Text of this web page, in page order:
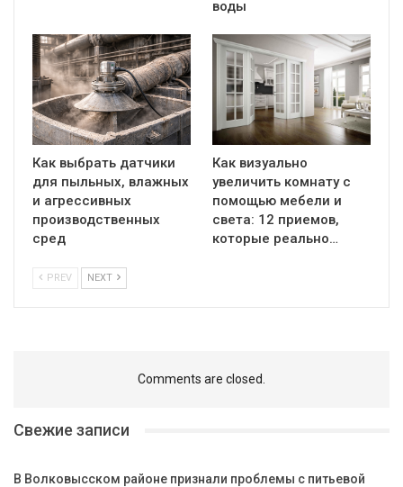
воды
Как выбрать датчики
для пыльных, влажных
и агрессивных
производственных
сред
Как визуально
увеличить комнату с
помощью мебели и
света: 12 приемов,
которые реально…
PREV NEXT
Comments are closed.
Свежие записи
В Волковысском районе признали проблемы с питьевой